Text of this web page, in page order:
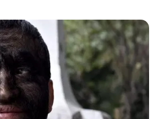
Dos adultas de 48 y 53
años, y una niña de 9 años